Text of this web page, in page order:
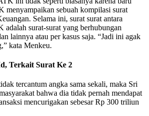
menyampaikan sebuah kompilasi surat
Selama ini, surat surat antara
adalah surat-surat yang berhubungan
lainnya atau per kasus saja. “Jadi ini agak
kata Menkeu.
Terkait Surat Ke 2
tercantum angka sama sekali, maka Sri
bahwa dia tidak pernah mendapat
mencurigakan sebesar Rp 300 triliun